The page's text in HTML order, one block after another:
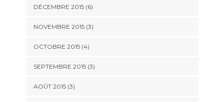
DÉCEMBRE 2015(6)
NOVEMBRE 2015(3)
OCTOBRE 2015(4)
SEPTEMBRE 2015(3)
AOÛT 2015(3)